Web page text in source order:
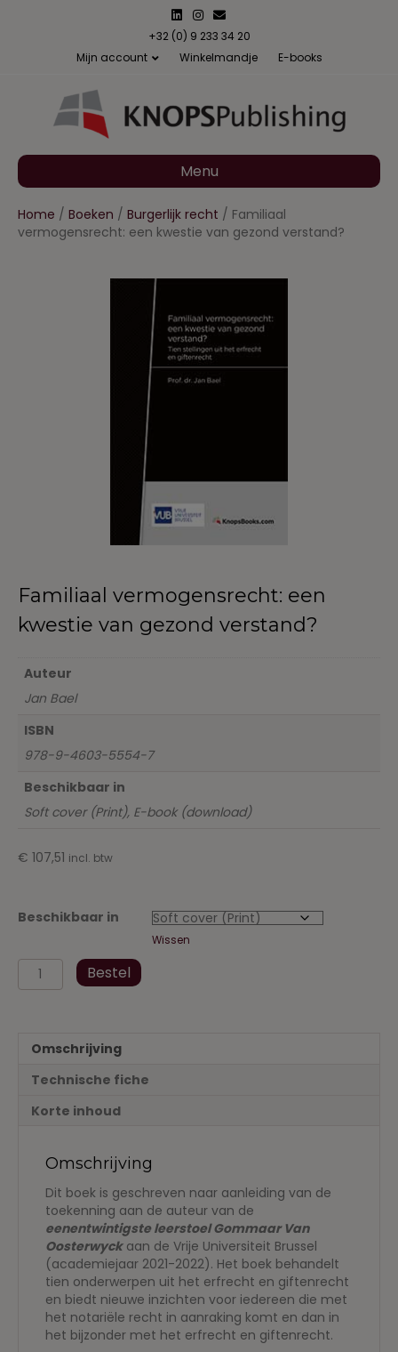
n
n
s
a
m
m
a
l
+32 (0) 9 233 34 20
Mijn account
Winkelmandje E-books
Menu
Home / Boeken / Burgerlijk recht / Familiaal
vermogensrecht: een kwestie van gezond verstand?
Familiaal vermogensrecht: een
kwestie van gezond verstand?
Auteur
Jan Bael
ISBN
978-9-4603-5554-7
Beschikbaar in
Soft cover (Print), E-book (download)
€ 107,51 incl. btw
Beschikbaar in
Wissen
Familiaal
vermogensrecht:
gezond
verstand?
Bestel
Omschrijving
Technische fiche
Korte inhoud
Omschrijving
Dit boek is geschreven naar aanleiding van de
toekenning aan de auteur van de
eenentwintigste leerstoel Gommaar Van
Oosterwyck aan de Vrije Universiteit Brussel
(academiejaar 2021-2022). Het boek behandelt
tien onderwerpen uit het erfrecht en giftenrecht
en biedt nieuwe inzichten voor iedereen die met
het notariële recht in aanraking komt en dan in
het bijzonder met het erfrecht en giftenrecht.